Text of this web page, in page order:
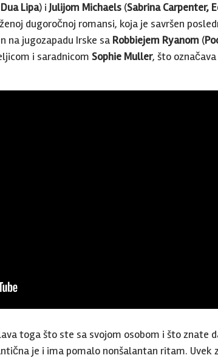
Lipa) i Julijom Michaels (Sabrina Carpenter,
dugoročnoj romansi, koja je savršen
na jugozapadu Irske sa Robbiejem Ryanom (
i saradnicom Sophie Muller, što označava
toga što ste sa svojom osobom i što znate
je i ima pomalo nonšalantan ritam. Uvek